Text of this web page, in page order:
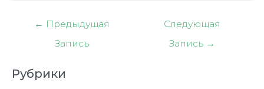
Навигация
← Предыдущая
Запись
Следующая
Запись →
Рубрики